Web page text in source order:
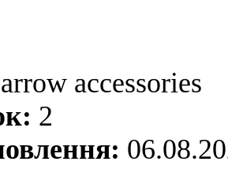
arrow accessories
2